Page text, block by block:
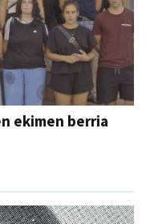
ekimen berria